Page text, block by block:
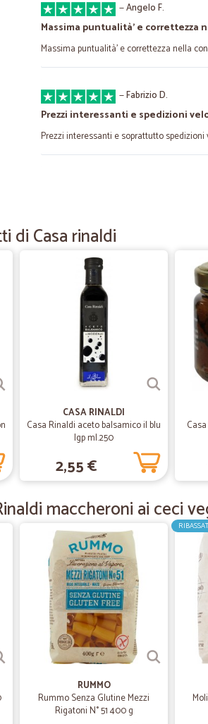
—Angelo F.
Massima puntualità’ e correttezza
Massima puntualità’ e correttezza nella
—Fabrizio D.
Prezzi interessanti e spedizioni
Prezzi interessanti e soprattutto spedizioni
Eccezionali i prodotti
Eccezionali i prodotti, consegna perfetta e
ancora spesa qui!
Primo acquisto.Merce di buona
Primo acquisto.Merce di buona qualita'
veramente soddisfatto.
Donato G.
Tutto perfetto e veloci sicuramente
—Franco B.
Consegna nei tempi previsti e
Consegna nei tempi previsti, trovo su
—Laura A.
Consegna puntuale!
Prodotti ottimi e ricevuti in brevissimo
di Casa rinaldi
CASA RINALDI
Casa Rinaldi aceto balsamico il blu
Igp ml.250
2,55 €
maccheroni ai ceci
RUMMO
Rummo Senza Glutine Mezzi
Rigatoni N° 51 400 g